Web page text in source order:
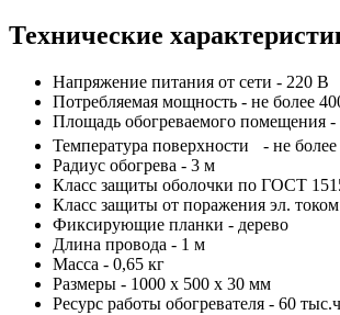
Технические
Напряжение питания от сети - 220 В
Потребляемая мощность - не более
Площадь обогреваемого помещения -
Температура поверхности
- не
Радиус обогрева - 3 м
Класс защиты оболочки по ГОСТ
Класс защиты от поражения эл.
Фиксирующие планки - дерево
Длина провода - 1 м
Масса - 0,65 кг
Размеры - 1000 x 500 x 30 мм
Ресурс работы обогревателя - 60